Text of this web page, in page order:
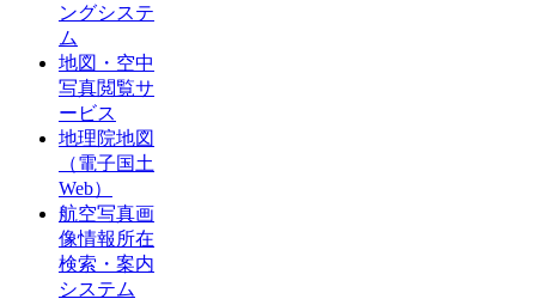
ングシステ
ム
地図・空中
写真閲覧サ
ービス
地理院地図
（電子国土
Web）
航空写真画
像情報所在
検索・案内
システム